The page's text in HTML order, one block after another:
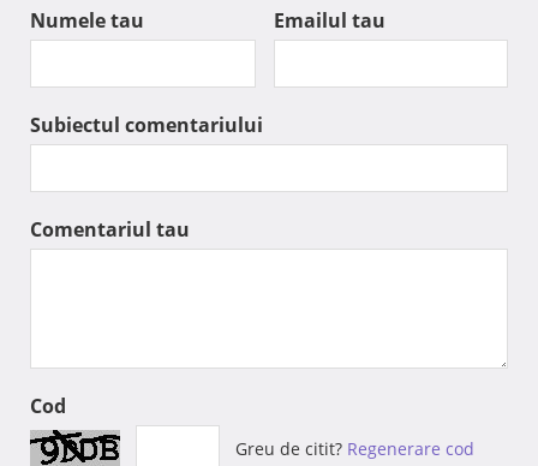
Numele tau Emailul tau
Subiectul comentariului
Comentariul tau
Cod
Greu de citit? Regenerare cod